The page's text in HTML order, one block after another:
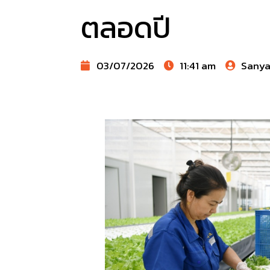
ตลอดปี
03/07/2026 11:41 am